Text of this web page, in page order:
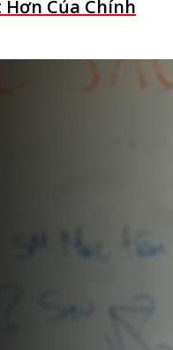
Của Chính